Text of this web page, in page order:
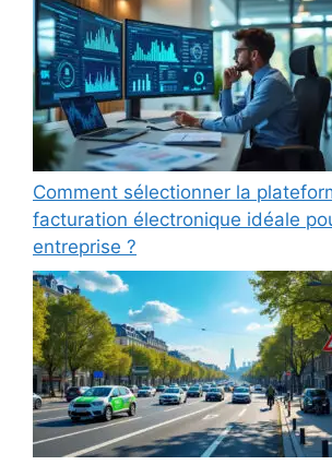
Comment sélectionner la
facturation électronique idéale
entreprise ?